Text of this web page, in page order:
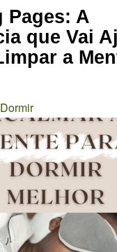
Pages: A
que Vai
a